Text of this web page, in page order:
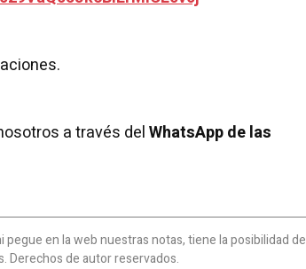
a través delWhatsApp de las
en la web nuestras notas, tiene la posibilidad de
Derechos de autor reservados.